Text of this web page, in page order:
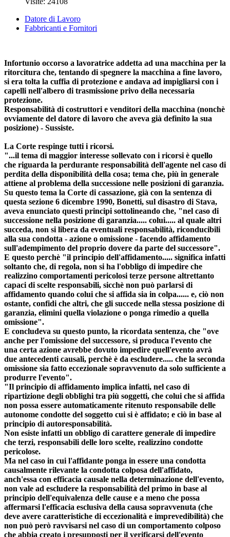
Datore di Lavoro
Fabbricanti e Fornitori
Infortunio occorso a lavoratrice addetta ad una macchina per la
ritorcitura che, tentando di spegnere la macchina a fine lavoro,
si era tolta la cuffia di protezione e andava ad impigliarsi con i
capelli nell'albero di trasmissione privo della necessaria
protezione.
Responsabilità di costruttori e venditori della macchina (nonchè
ovviamente del datore di lavoro che aveva già definito la sua
posizione) - Sussiste.
La Corte respinge tutti i ricorsi.
"...il tema di maggior interesse sollevato con i ricorsi è quello
che riguarda la perdurante responsabilità dell'agente nel caso di
perdita della disponibilità della cosa; tema che, più in generale
attiene al problema della successione nelle posizioni di garanzia.
Su questo tema la Corte di cassazione, già con la sentenza di
questa sezione 6 dicembre 1990, Bonetti, sul disastro di Stava,
aveva enunciato questi principi sottolineando che, "nel caso di
successione nella posizione di garanzia..... colui..... al quale altri
succeda, non si libera da eventuali responsabilità, riconducibili
alla sua condotta - azione o omissione - facendo affidamento
sull'adempimento del proprio dovere da parte del successore".
E questo perchè "il principio dell'affidamento..... significa infatti
soltanto che, di regola, non si ha l'obbligo di impedire che
realizzino comportamenti pericolosi terze persone altrettanto
capaci di scelte responsabili, sicchè non può parlarsi di
affidamento quando colui che si affida sia in colpa...... e, ciò non
ostante, confidi che altri, che gli succede nella stessa posizione di
garanzia, elimini quella violazione o ponga rimedio a quella
omissione".
E concludeva su questo punto, la ricordata sentenza, che "ove
anche per l'omissione del successore, si produca l'evento che
una certa azione avrebbe dovuto impedire quell'evento avrà
due antecedenti causali, perchè è da escludere..... che la seconda
omissione sia fatto eccezionale sopravvenuto da solo sufficiente a
produrre l'evento".
"Il principio di affidamento implica infatti, nel caso di
ripartizione degli obblighi tra più soggetti, che colui che si affida
non possa essere automaticamente ritenuto responsabile delle
autonome condotte del soggetto cui si è affidato; e ciò in base al
principio di autoresponsabilità.
Non esiste infatti un obbligo di carattere generale di impedire
che terzi, responsabili delle loro scelte, realizzino condotte
pericolose.
Ma nel caso in cui l'affidante ponga in essere una condotta
causalmente rilevante la condotta colposa dell'affidato,
anch'essa con efficacia causale nella determinazione dell'evento,
non vale ad escludere la responsabilità del primo in base al
principio dell'equivalenza delle cause e a meno che possa
affermarsi l'efficacia esclusiva della causa sopravvenuta (che
deve avere caratteristiche di eccezionalità e imprevedibilità) che
non può però ravvisarsi nel caso di un comportamento colposo
che abbia creato i presupposti per il verificarsi dell'evento